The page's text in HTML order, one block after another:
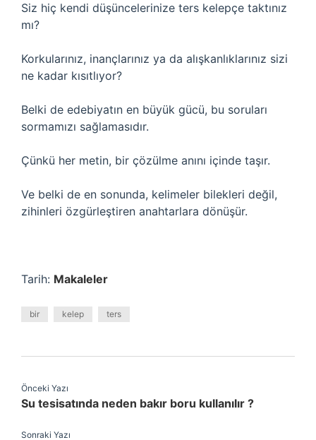
Siz hiç kendi düşüncelerinize ters kelepçe taktınız
mı?
Korkularınız, inançlarınız ya da alışkanlıklarınız sizi
ne kadar kısıtlıyor?
Belki de edebiyatın en büyük gücü, bu soruları
sormamızı sağlamasıdır.
Çünkü her metin, bir çözülme anını içinde taşır.
Ve belki de en sonunda, kelimeler bilekleri değil,
zihinleri özgürleştiren anahtarlara dönüşür.
Tarih: Makaleler
bir kelep ters
Önceki Yazı
Su tesisatında neden bakır boru kullanılır ?
Sonraki Yazı